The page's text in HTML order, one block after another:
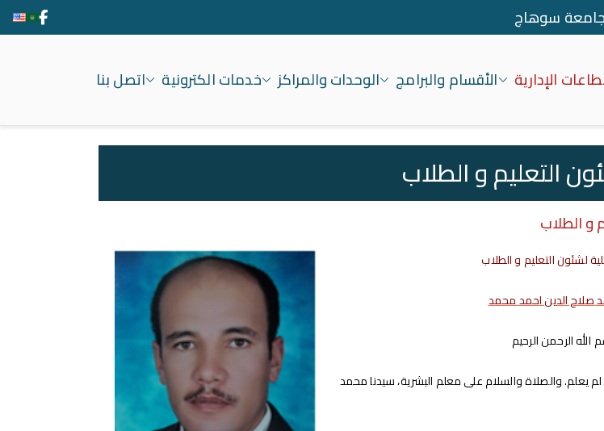
جامعة سوهاج
الإدارية الأقسام والبرامج الوحدات والمراكز خدمات الكترونية اتصل بنا
التعليم و الطلاب
و الطلاب
لشئون التعليم و الطلاب
صلاح الدين احمد محمد
الله الرحمن الرحيم
لم يعلم. والصلاة والسلام على معلم البشرية، سيدنا محمد